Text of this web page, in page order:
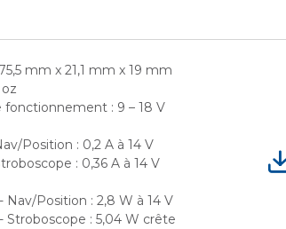
mm x 21,1 mm x 19 mm
: 9 – 18 V
Position : 0,2 A à 14 V
: 0,36 A à 14 V
Position : 2,8 W à 14 V
Stroboscope : 5,04 W crête